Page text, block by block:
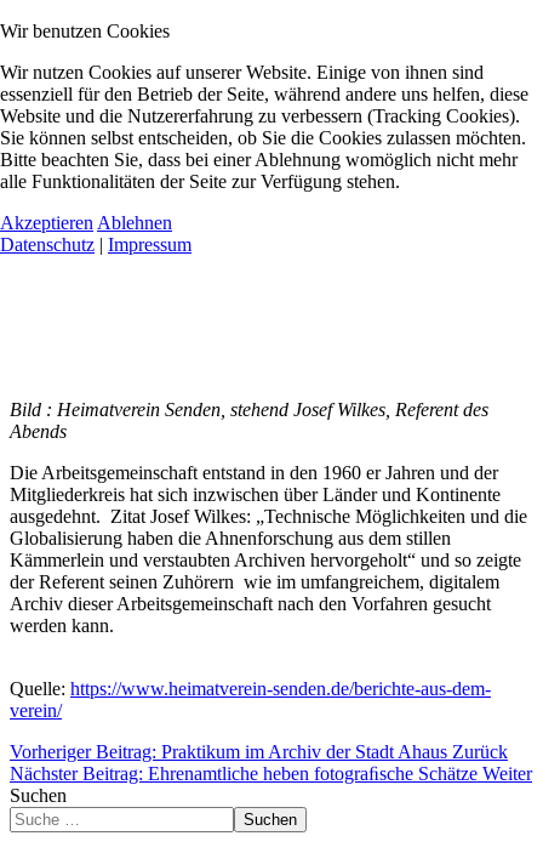
Bild : Heimatverein Senden, stehend Josef Wilkes, Referent des
Abends
Die Arbeitsgemeinschaft entstand in den 1960 er Jahren und der
Mitgliederkreis hat sich inzwischen über Länder und Kontinente
ausgedehnt. Zitat Josef Wilkes: „Technische Möglichkeiten und die
Globalisierung haben die Ahnenforschung aus dem stillen
Kämmerlein und verstaubten Archiven hervorgeholt“ und so zeigte
der Referent seinen Zuhörern wie im umfangreichem, digitalem
Archiv dieser Arbeitsgemeinschaft nach den Vorfahren gesucht
werden kann.
Quelle: https://www.heimatverein-senden.de/berichte-aus-dem-
verein/
Vorheriger Beitrag: Praktikum im Archiv der Stadt Ahaus Zurück
Nächster Beitrag: Ehrenamtliche heben fotograﬁsche Schätze Weiter
Suchen
Suchen
Wir benutzen Cookies
Wir nutzen Cookies auf unserer Website. Einige von ihnen sind
essenziell für den Betrieb der Seite, während andere uns helfen, diese
Website und die Nutzererfahrung zu verbessern (Tracking Cookies).
Sie können selbst entscheiden, ob Sie die Cookies zulassen möchten.
Bitte beachten Sie, dass bei einer Ablehnung womöglich nicht mehr
alle Funktionalitäten der Seite zur Verfügung stehen.
Akzeptieren Ablehnen
Datenschutz | Impressum